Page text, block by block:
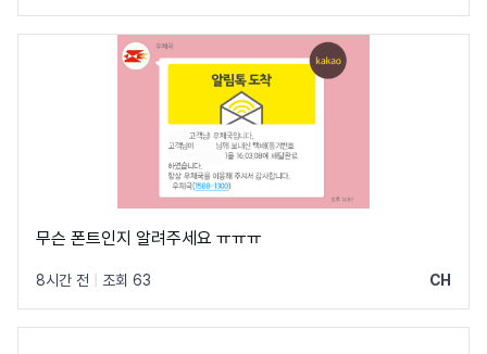
무슨 폰트인지 알려주세요 ㅠㅠㅠ
8시간 전 조회 63 CH